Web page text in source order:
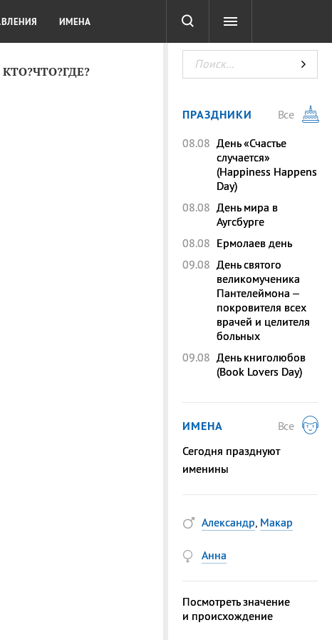
КТО?ЧТО?ГДЕ?
ТЕСТЫ
ИМЕНА
ПРАЗДНИКИ
Все
08.08 День «Счастье
случается»
(Happiness Happens
Day)
08.08 День мира в
Аугсбурге
08.08 Ермолаев день
09.08 День святого
великомученика
Пантелеймона –
покровителя всех
врачей и целителя
больных
09.08 День книголюбов
(Book Lovers Day)
ИМЕНА
Все
Сегодня празднуют
именины
Александр, Макар
Анна
Посмотреть значение
и происхождение